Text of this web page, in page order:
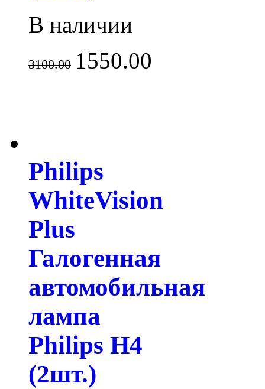
В наличии
3100.00 1550.00
Philips
WhiteVision
Plus
Галогенная
автомобильная
лампа
Philips H4
(2шт.)